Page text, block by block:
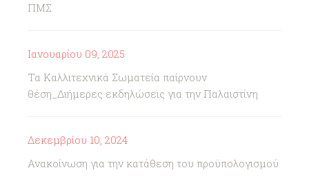
ΠΜΣ
Ιανουαρίου 09, 2025
Τα Καλλιτεχνικά Σωματεία παίρνουν
θέση_Διήμερες εκδηλώσεις για την Παλαιστίνη
Δεκεμβρίου 10, 2024
Ανακοίνωση για την κατάθεση του προϋπολογισμού